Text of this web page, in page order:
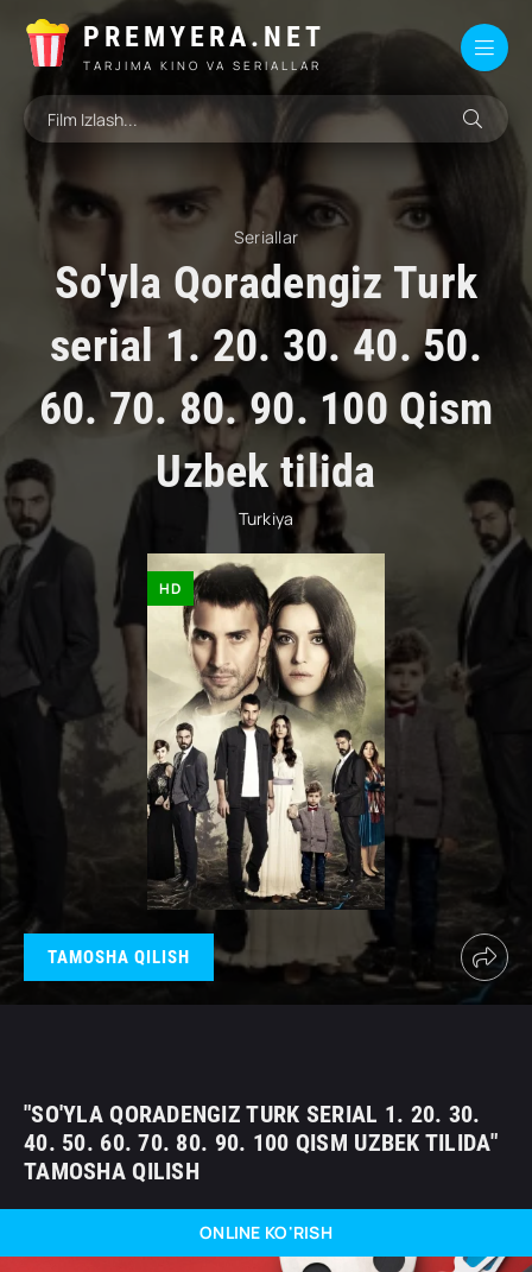
PREMYERA.NET
TARJIMA KINO VA SERIALLAR
Seriallar
So'yla Qoradengiz Turk
serial 1. 20. 30. 40. 50.
60. 70. 80. 90. 100 Qism
Uzbek tilida
Turkiya
HD
TAMOSHA QILISH
"SO'YLA QORADENGIZ TURK SERIAL 1. 20. 30.
40. 50. 60. 70. 80. 90. 100 QISM UZBEK TILIDA"
TAMOSHA QILISH
ONLINE KO'RISH